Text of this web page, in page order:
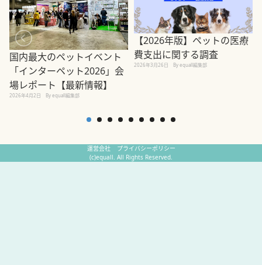
国内最大のペットイベント
「インターペット2026」会
場レポート【最新情報】
2026年4月2日 By equall編集部
【2026年版】ペットの医療
費支出に関する調査
2026年3月26日 By equall編集部
運営会社
プライバシーポリシー
(c)equall. All Rights Reserved.